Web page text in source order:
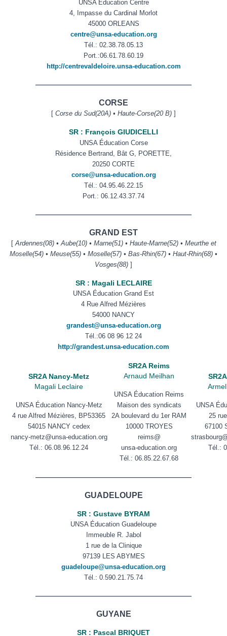
UNSA Éducation Centre
4, Impasse du Cardinal Morlot
45000 ORLEANS
centre@unsa-education.org
Tél.: 02.38.78.05.13
Port.:06.61.78.60.19
http://centrevaldeloire.unsa-education.com
——————————————————————
CORSE
[ Corse du Sud(20A) • Haute-Corse(20 B) ]
SR : François GIUDICELLI
UNSA Éducation Corse
Résidence Bertrand, Bât G, PORETTE,
20250 CORTE
corse@unsa-education.org
Tél.: 04.95.46.22.15
Port.: 06.12.43.37.74
——————————————————————
GRAND EST
[Ardennes(08) • Aube(10) • Marne(51) • Haute-Marne(52) • Meurthe et
Moselle(54) • Meuse(55) • Moselle(57) • Bas-Rhin(67) • Haut-Rhin(68) •
Vosges(88) ]
SR : Magali LECLAIRE
UNSA Éducation Grand Est
4 Rue Alfred Mézières
54000 NANCY
grandest@unsa-education.org
Tél.:06 08 96 12 24
http://grandest.unsa-education.com
SR2A Nancy-Metz
Magali Leclaire
UNSA Éducation Nancy-Metz
4 rue Alfred Mézières, BP53365
54015 NANCY cedex
nancy-metz@unsa-education.org
Tél.: 06.08.96.12.24
SR2A Reims
Arnaud Meilhan
UNSA Éducation Reims
Maison des syndicats
2A boulevard du 1er RAM
10000 TROYES
reims@
unsa-education.org
Tél.: 06.85.22.67.68
UNSA
25
67100
Tél.:
——————————————————————
GUADELOUPE
SR : Gustave BYRAM
UNSA Éducation Guadeloupe
Immeuble R. Jabol
1 rue de la Clinique
97139 LES ABYMES
guadeloupe@unsa-education.org
Tél.: 0.590.21.75.74
——————————————————————
GUYANE
SR : Pascal BRIQUET